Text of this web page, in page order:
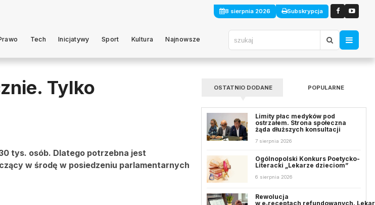
8 sierpnia 2026 Subskrypcja
Tech Inicjatywy Sport Kultura Najnowsze
Tylko
tys. osób. Dlatego potrzebna jest
w środę w posiedzeniu parlamentarnych
OSTATNIO DODANE POPULARNE
Limity płac medyków pod
ostrzałem. Strona społeczna
żąda dłuższych konsultacji
7 sierpnia 2026
Ogólnopolski Konkurs Poetycko-
Literacki „Lekarze dzieciom”
6 sierpnia 2026
Rewolucja
w e‑receptach refundowanych.